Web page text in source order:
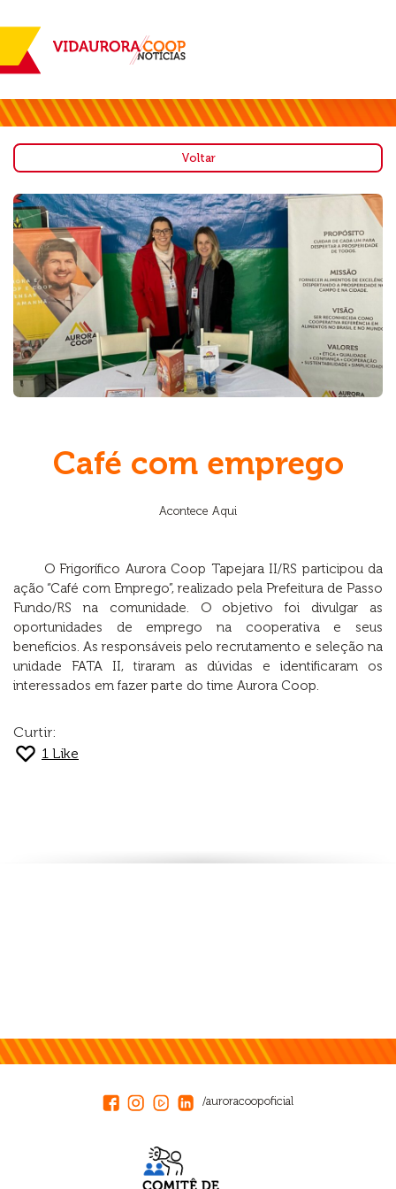
Voltar
Café com emprego
Acontece Aqui
O Frigorífico Aurora Coop Tapejara II/RS participou da
ação “Café com Emprego”, realizado pela Prefeitura de Passo
Fundo/RS na comunidade. O objetivo foi divulgar as
oportunidades de emprego na cooperativa e seus
benefícios. As responsáveis pelo recrutamento e seleção na
unidade FATA II, tiraram as dúvidas e identificaram os
interessados em fazer parte do time Aurora Coop.
Curtir:
1 Like
/auroracoopoficial